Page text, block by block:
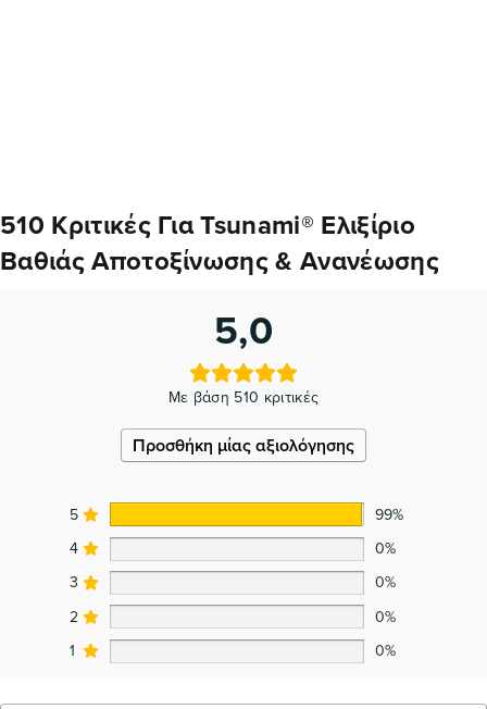
510 Κριτικές ΓιαTsunami® Ελιξίριο
Βαθιάς Αποτοξίνωσης & Ανανέωσης
5,0
Με βάση 510 κριτικές
Προσθήκη μίας αξιολόγησης
5
99%
4
0%
3
0%
2
0%
1
0%